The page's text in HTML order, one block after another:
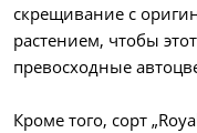
скрещивание с
растением, чтобы
превосходные
Кроме того, сорт